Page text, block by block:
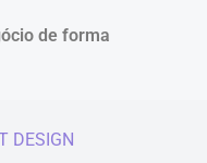
de forma
DESIGN